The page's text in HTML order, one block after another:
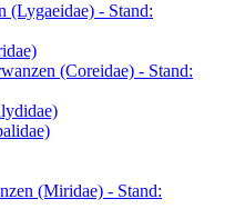
(Lygaeidae) - Stand:
(Coreidae) - Stand:
(Miridae) - Stand: